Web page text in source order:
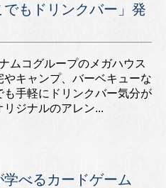
でもドリンクバー」発
ムコグループのメガハウス
やキャンプ、バーベキューな
も手軽にドリンクバー気分が
リジナルのアレン...
べるカードゲーム